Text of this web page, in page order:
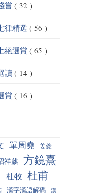
嘗 ( 32 )
律精選 ( 56 )
絕選賞 ( 65 )
讀 ( 14 )
賞 ( 16 )
單周堯 姜夔
祥麒 方鏡熹
杜牧 杜甫
漢字漢語解碼 漢